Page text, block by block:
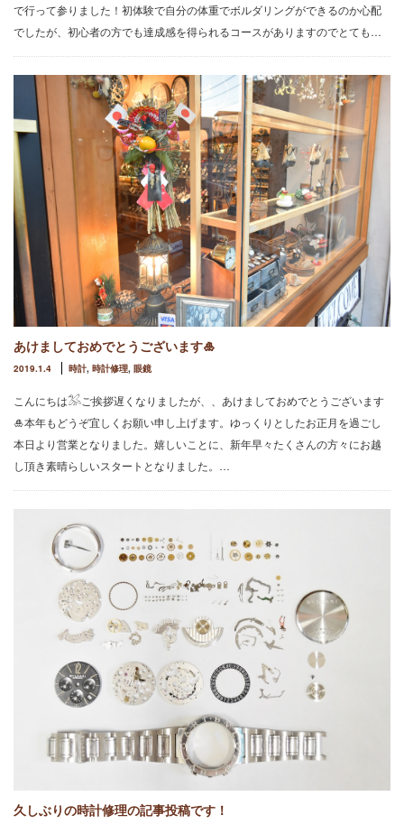
で行って参りました！初体験で自分の体重でボルダリングができるのか心配
でしたが、初心者の方でも達成感を得られるコースがありますのでとても…
あけましておめでとうございます🎍
2019.1.4 時計, 時計修理, 眼鏡
こんにちは𓅮ご挨拶遅くなりましたが、、あけましておめでとうございます
🎍本年もどうぞ宜しくお願い申し上げます。ゆっくりとしたお正月を過ごし
本日より営業となりました。嬉しいことに、新年早々たくさんの方々にお越
し頂き素晴らしいスタートとなりました。…
久しぶりの時計修理の記事投稿です！